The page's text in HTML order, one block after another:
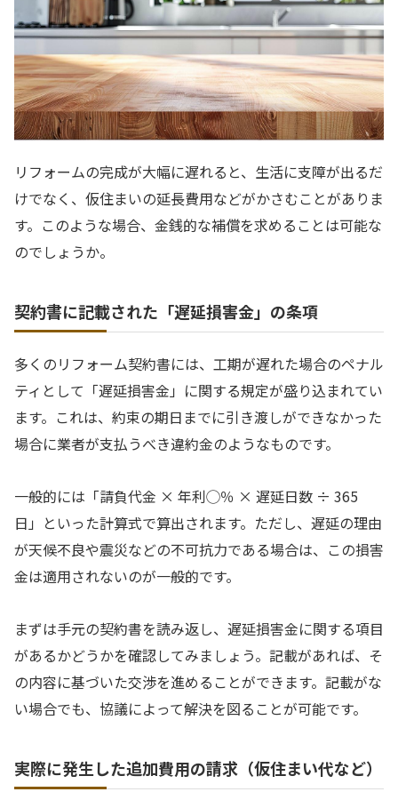
リフォームの完成が大幅に遅れると、生活に支障が出るだ
けでなく、仮住まいの延長費用などがかさむことがありま
す。このような場合、金銭的な補償を求めることは可能な
のでしょうか。
契約書に記載された「遅延損害金」の条項
多くのリフォーム契約書には、工期が遅れた場合のペナル
ティとして「遅延損害金」に関する規定が盛り込まれてい
ます。これは、約束の期日までに引き渡しができなかった
場合に業者が支払うべき違約金のようなものです。
一般的には「請負代金 × 年利◯％ × 遅延日数 ÷ 365
日」といった計算式で算出されます。ただし、遅延の理由
が天候不良や震災などの不可抗力である場合は、この損害
金は適用されないのが一般的です。
まずは手元の契約書を読み返し、遅延損害金に関する項目
があるかどうかを確認してみましょう。記載があれば、そ
の内容に基づいた交渉を進めることができます。記載がな
い場合でも、協議によって解決を図ることが可能です。
実際に発生した追加費用の請求（仮住まい代など）